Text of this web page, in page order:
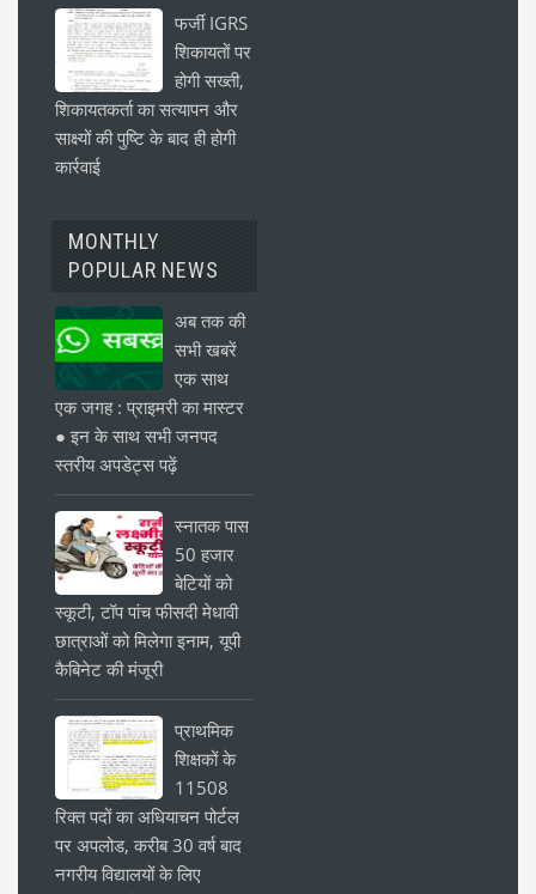
फर्जी IGRS
शिकायतों पर
होगी सख्ती,
शिकायतकर्ता का सत्यापन और
साक्ष्यों की पुष्टि के बाद ही होगी
कार्रवाई
MONTHLY
POPULAR NEWS
अब तक की
सभी खबरें
एक साथ
एक जगह : प्राइमरी का मास्टर
● इन के साथ सभी जनपद
स्तरीय अपडेट्स पढ़ें
स्नातक पास
50 हजार
बेटियों को
स्कूटी, टॉप पांच फीसदी मेधावी
छात्राओं को मिलेगा इनाम, यूपी
कैबिनेट की मंजूरी
प्राथमिक
शिक्षकों के
11508
रिक्त पदों का अधियाचन पोर्टल
पर अपलोड, करीब 30 वर्ष बाद
नगरीय विद्यालयों के लिए